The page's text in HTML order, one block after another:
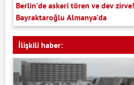
Berlin'de askeri tören ve dev
Bayraktaroğlu Almanya'da
İlişkili haber: